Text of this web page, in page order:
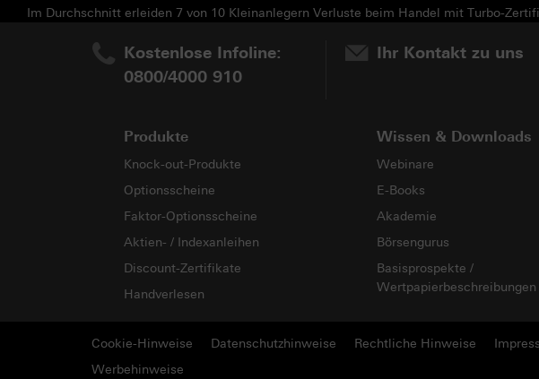
Im Durchschnitt erleiden 7 von 10 Kleinanlegern Verluste beim Handel mit Turbo-
Kostenlose Infoline:
0800/4000 910
Ihr Kontakt zu uns
Produkte
Knock-out-Produkte
Optionsscheine
Faktor-Optionsscheine
Aktien- / Indexanleihen
Discount-Zertifikate
Handverlesen
Wissen & Downloads
Webinare
E-Books
Akademie
Börsengurus
Basisprospekte /
Wertpapierbeschreibungen
Cookie-Hinweise Datenschutzhinweise Rechtliche Hinweise
Werbehinweise